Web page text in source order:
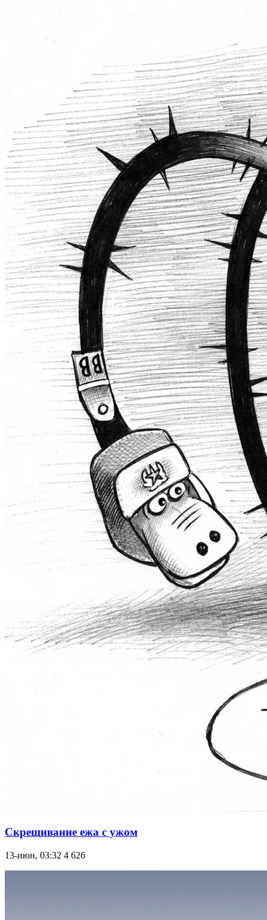
Скрещивание ежа с ужом
13-июн, 03:32 4 626